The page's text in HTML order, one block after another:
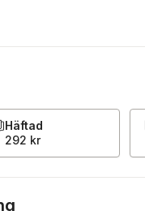
Häftad
292 kr